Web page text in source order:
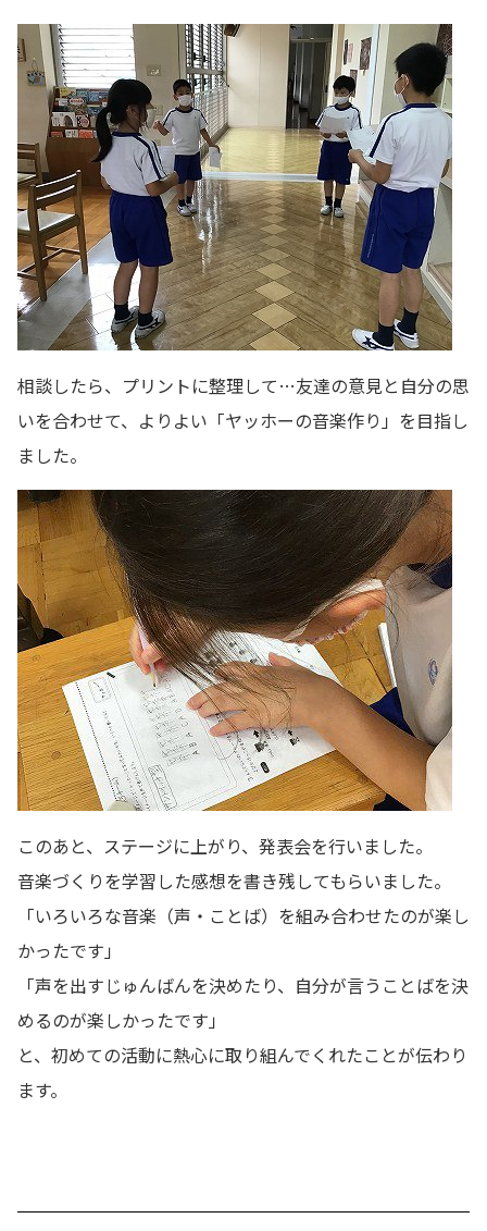
相談したら、プリントに整理して…友達の意見と自分の思
いを合わせて、よりよい「ヤッホーの音楽作り」を目指し
ました。
このあと、ステージに上がり、発表会を行いました。
音楽づくりを学習した感想を書き残してもらいました。
「いろいろな音楽（声・ことば）を組み合わせたのが楽し
かったです」
「声を出すじゅんばんを決めたり、自分が言うことばを決
めるのが楽しかったです」
と、初めての活動に熱心に取り組んでくれたことが伝わり
ます。